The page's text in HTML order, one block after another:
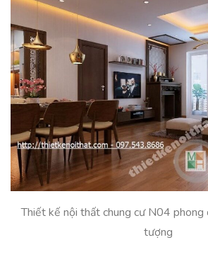
Thiết kế nội thất chung cư N04 phong
tượng